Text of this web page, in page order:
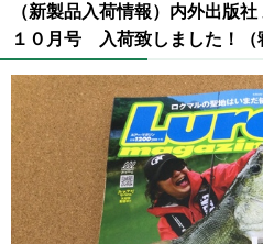
（新製品入荷情報）内外出版
１０月号 入荷致しました！（